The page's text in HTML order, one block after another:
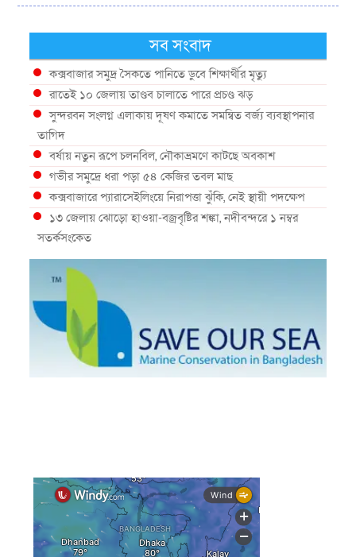
সব সংবাদ
কক্সবাজার সমুদ্র সৈকতে পানিতে ডুবে শিক্ষার্থীর মৃত্যু
রাতেই ১০ জেলায় তাণ্ডব চালাতে পারে প্রচণ্ড ঝড়
সুন্দরবন সংলগ্ন এলাকায় দূষণ কমাতে সমন্বিত বর্জ্য ব্যবস্থাপনার
তাগিদ
বর্ষায় নতুন রূপে চলনবিল, নৌকাভ্রমণে কাটছে অবকাশ
গভীর সমুদ্রে ধরা পড়া ৫৪ কেজির তবল মাছ
কক্সবাজারে প্যারাসেইলিংয়ে নিরাপত্তা ঝুঁকি, নেই স্থায়ী পদক্ষেপ
১৩ জেলায় ঝোড়ো হাওয়া-বজ্রবৃষ্টির শঙ্কা, নদীবন্দরে ১ নম্বর
সতর্কসংকেত
দেশের ৫ জেলায় বন্যার শঙ্কা
দেশের বিভিন্ন অঞ্চলে বজ্রবৃষ্টির আভাস, ঢাকার আকাশও মেঘলা
আগস্টে টানা বৃষ্টি ও বন্যার আভাস, সাগরে একাধিক লঘুচাপের
শঙ্কা